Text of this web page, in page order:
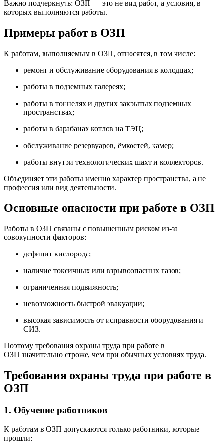
Важно подчеркнуть: ОЗП — это не вид работ, а условия, в
которых выполняются работы.
Примеры работ в ОЗП
К работам, выполняемым в ОЗП, относятся, в том числе:
ремонт и обслуживание оборудования в колодцах;
работы в подземных галереях;
работы в тоннелях и других закрытых подземных
пространствах;
работы в барабанах котлов на ТЭЦ;
обслуживание резервуаров, ёмкостей, камер;
работы внутри технологических шахт и коллекторов.
Объединяет эти работы именно характер пространства, а не
профессия или вид деятельности.
Основные опасности при работе в ОЗП
Работы в ОЗП связаны с повышенным риском из-за
совокупности факторов:
дефицит кислорода;
наличие токсичных или взрывоопасных газов;
ограниченная подвижность;
невозможность быстрой эвакуации;
высокая зависимость от исправности оборудования и
СИЗ.
Поэтому требования охраны труда при работе в
ОЗП значительно строже, чем при обычных условиях труда.
Требования охраны труда при работе в
ОЗП
1. Обучение работников
К работам в ОЗП допускаются только работники, которые
прошли: